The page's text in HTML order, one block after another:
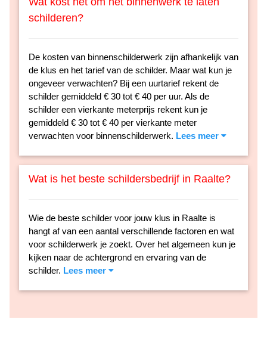
schilderen?
De kosten van binnenschilderwerk zijn afhankelijk van
de klus en het tarief van de schilder. Maar wat kun je
ongeveer verwachten? Bij een uurtarief rekent de
schilder gemiddeld € 30 tot € 40 per uur. Als de
schilder een vierkante meterprijs rekent kun je
gemiddeld € 30 tot € 40 per vierkante meter
verwachten voor binnenschilderwerk. Lees meer
Wat is het beste schildersbedrijf in Raalte?
Wie de beste schilder voor jouw klus in Raalte is
hangt af van een aantal verschillende factoren en wat
voor schilderwerk je zoekt. Over het algemeen kun je
kijken naar de achtergrond en ervaring van de
schilder. Lees meer